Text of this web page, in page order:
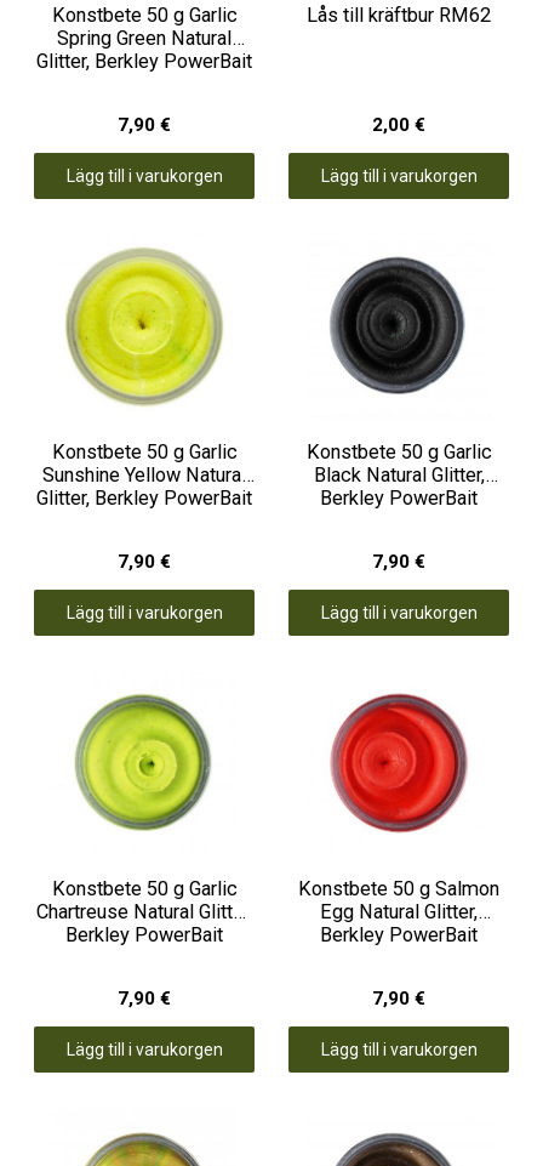
Konstbete 50 g Garlic
Spring Green Natural
Glitter, Berkley PowerBait
7,90 €
Lägg till i varukorgen
Lås till kräftbur RM62
2,00 €
Lägg till i varukorgen
Konstbete 50 g Garlic
Sunshine Yellow Natural
Glitter, Berkley PowerBait
7,90 €
Lägg till i varukorgen
Konstbete 50 g Garlic
Black Natural Glitter,
Berkley PowerBait
7,90 €
Lägg till i varukorgen
Konstbete 50 g Garlic
Chartreuse Natural Glitter,
Berkley PowerBait
7,90 €
Lägg till i varukorgen
Konstbete 50 g Salmon
Egg Natural Glitter,
Berkley PowerBait
7,90 €
Lägg till i varukorgen